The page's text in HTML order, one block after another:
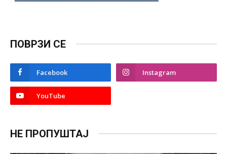
ПОВРЗИ СЕ
Facebook Instagram
YouTube
НЕ ПРОПУШТАЈ